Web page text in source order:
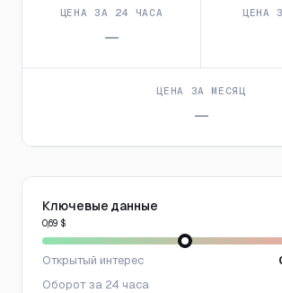
ЦЕНА ЗА 24 ЧАСА
—
ЦЕНА
ЦЕНА ЗА МЕСЯЦ
—
Ключевые данные
0,69 $
Открытый интерес
Оборот за 24 часа